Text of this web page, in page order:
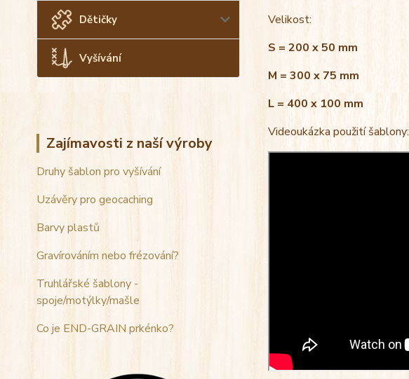
Dětičky
Vyšívání
Zajímavosti z naší výroby
Druhy šablon pro vyšívání
Uzávěry pro geocaching
Barvy plastů
Gravírováním nebo frézování?
Truhlářské šablony -
spoje/motýlky/mašle
Co je END-GRAIN prkénko?
Velikost:
S = 200 x 50 mm
M = 300 x 75 mm
L = 400 x 100 mm
Videoukázka použití šablony: